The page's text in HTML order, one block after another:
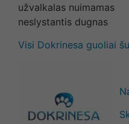
užvalkalas nuimamas
neslystantis dugnas
Visi Dokrinesa guoliai